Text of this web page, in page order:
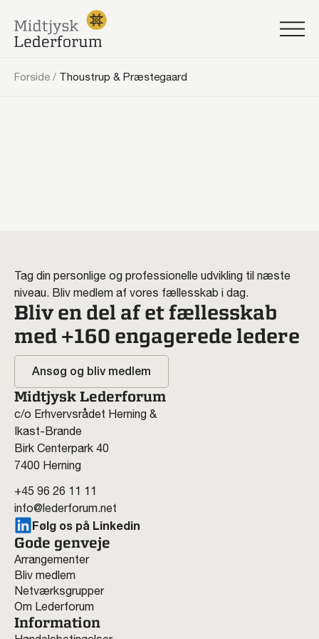
Forside / Thoustrup & Præstegaard
Tag din personlige og professionelle udvikling til næste
niveau. Bliv medlem af vores fællesskab i dag.
Bliv en del af et fællesskab
med +160 engagerede ledere
Ansøg og bliv medlem
Midtjysk Lederforum
c/o Erhvervsrådet Herning &
Ikast-Brande
Birk Centerpark 40
7400 Herning
+45 96 26 11 11
info@lederforum.net
Følg os på Linkedin
Gode genveje
Arrangementer
Bliv medlem
Netværksgrupper
Om Lederforum
Information